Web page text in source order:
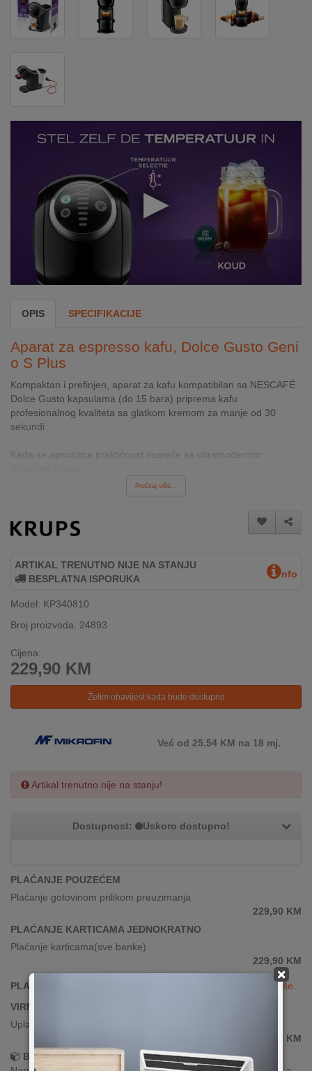
SECURITY
PC
INTERNO
NALOG
BRENDOVI
KONTAKT
KUPOVINA
RATE
REKLAMACIJA
NAMA
KUPITI?
KUPOVINA
IZ
INOSTRANSTVA
ENERGETSKE
×
OPIS SPECIFIKACIJE
Aparat za espresso kafu, Dolce Gusto Geni
o S Plus
Kompaktan i prefinjen, aparat za kafu kompatibilan sa NESCAFÉ
Dolce Gusto kapsulama (do 15 bara) priprema kafu
profesionalnog kvaliteta sa glatkom kremom za manje od 30
sekundi
Kada se apsolutna praktičnost susreće sa ultramodernim
Pročitaj više...
ARTIKAL TRENUTNO NIJE NA STANJU
BESPLATNA ISPORUKA
nfo
Model: KP340810
Broj proizvoda: 24893
Cijena:
229,90 KM
Želim obavijest kada bude dostupno
Već od 25.54 KM na 18 mj.
Artikal trenutno nije na stanju!
Dostupnost: Uskoro dostupno!
PLAĆANJE POUZEĆEM
Plaćanje gotovinom prilikom preuzimanja
229,90 KM
PLAĆANJE KARTICAMA JEDNOKRATNO
Plaćanje karticama(sve banke)
229,90 KM
PLAĆANJE KARTICAMA DO 24 RATE
Vidi više...
VIRMANSKO PLAĆANJE
Uplata po predračunu putem banke
KM
Brza dostava!